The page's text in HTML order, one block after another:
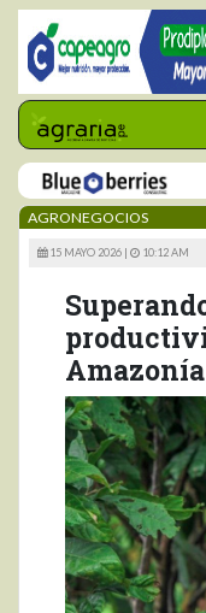
AGRONEGOCIOS
15 MAYO 2026 | 10:12 AM